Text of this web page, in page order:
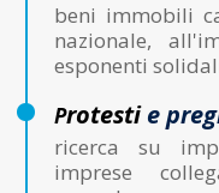
beni immobili
nazionale,
esponenti
protestie
ricerca su
imprese